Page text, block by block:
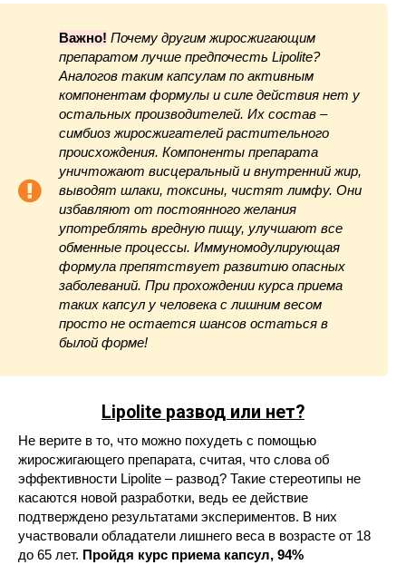
Важно! Почему другим жиросжигающим
препаратом лучше предпочесть Lipolite?
Аналогов таким капсулам по активным
компонентам формулы и силе действия нет у
остальных производителей. Их состав –
симбиоз жиросжигателей растительного
происхождения. Компоненты препарата
уничтожают висцеральный и внутренний жир,
выводят шлаки, токсины, чистят лимфу. Они
избавляют от постоянного желания
употреблять вредную пищу, улучшают все
обменные процессы. Иммуномодулирующая
формула препятствует развитию опасных
заболеваний. При прохождении курса приема
таких капсул у человека с лишним весом
просто не остается шансов остаться в
былой форме!
Lipolite развод или нет?
Не верите в то, что можно похудеть с помощью
жиросжигающего препарата, считая, что слова об
эффективности Lipolite – развод? Такие стереотипы не
касаются новой разработки, ведь ее действие
подтверждено результатами экспериментов. В них
участвовали обладатели лишнего веса в возрасте от 18
до 65 лет. Пройдя курс приема капсул, 94%